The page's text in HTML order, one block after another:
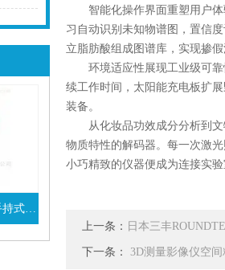
奥林巴斯Vanta系列VEL手持式XRF光谱仪
智能化操作界面重塑用户体
习自动识别未知物谱图，置信
立脂肪酸组成图谱库，实现掺
环境适应性展现工业级可靠
续工作时间，太阳能充电板扩
装备。
从化妆品功效成分分析到文
物质特性的解码器。每一次激
小巧精致的仪器便成为连接实
上一条： 日本三丰
下一条： 3D测量影像仪空